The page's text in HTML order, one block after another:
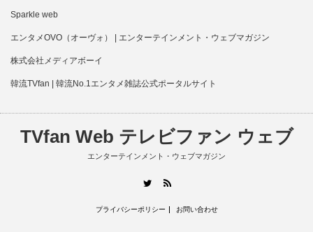
Sparkle web
エンタメOVO（オーヴォ） | エンターテインメント・ウェブマガジン
株式会社メディアボーイ
韓流TVfan | 韓流No.1エンタメ雑誌公式ポータルサイト
TVfan Web テレビファン ウェブ
エンターテインメント・ウェブマガジン
Twitter
プライバシーポリシー お問い合わせ